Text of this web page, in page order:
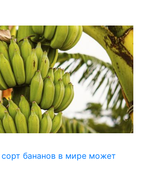
бананов в мире может